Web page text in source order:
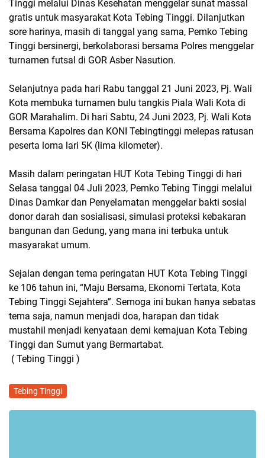
Tinggi melalui Dinas Kesehatan menggelar sunat massal
gratis untuk masyarakat Kota Tebing Tinggi. Dilanjutkan
sore harinya, masih di tanggal yang sama, Pemko Tebing
Tinggi bersinergi, berkolaborasi bersama Polres menggelar
turnamen futsal di GOR Asber Nasution.
Selanjutnya pada hari Rabu tanggal 21 Juni 2023, Pj. Wali
Kota membuka turnamen bulu tangkis Piala Wali Kota di
GOR Marahalim. Di hari Sabtu, 24 Juni 2023, Pj. Wali Kota
Bersama Kapolres dan KONI Tebingtinggi melepas ratusan
peserta loma lari 5K (lima kilometer).
Masih dalam peringatan HUT Kota Tebing Tinggi di hari
Selasa tanggal 04 Juli 2023, Pemko Tebing Tinggi melalui
Dinas Damkar dan Penyelamatan menggelar bakti sosial
donor darah dan sosialisasi, simulasi proteksi kebakaran
bangunan dan Gedung, yang mana ini terbuka untuk
masyarakat umum.
Sejalan dengan tema peringatan HUT Kota Tebing Tinggi
ke 106 tahun ini, “Maju Bersama, Ekonomi Tertata, Kota
Tebing Tinggi Sejahtera”. Semoga ini bukan hanya sebatas
tema saja, namun menjadi doa, harapan dan tidak
mustahil menjadi kenyataan demi kemajuan Kota Tebing
Tinggi dan Sumut yang Bermartabat.
( Tebing Tinggi )
Tebing Tinggi